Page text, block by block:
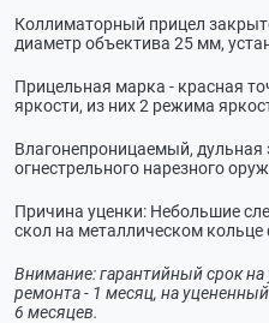
Коллиматорный прицел
диаметр объектива 25 мм,
Прицельная марка - красная
яркости, из них 2 режима
Влагонепроницаемый,
огнестрельного нарезного
Причина уценки: Небольшие
скол на металлическом
Внимание: гарантийный срок
ремонта - 1 месяц, на
6 месяцев.